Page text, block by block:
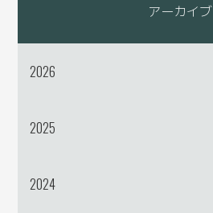
アーカイブ
2026
2025
2024